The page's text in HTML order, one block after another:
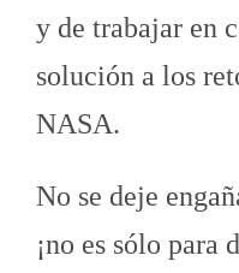
y de trabajar en
solución a los
NASA.
No se deje
¡no es sólo para